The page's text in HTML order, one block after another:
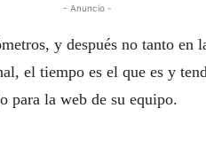
- Anuncio -
y después no tanto en
el tiempo es el que es y
para la web de su equipo.